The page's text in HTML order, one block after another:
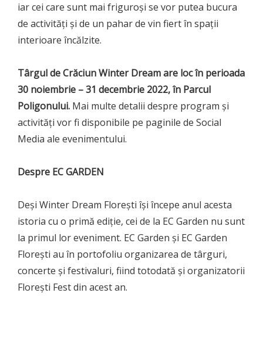
iar cei care sunt mai friguroși se vor putea bucura
de activități și de un pahar de vin fiert în spații
interioare încălzite.
Târgul de Crăciun Winter Dream are loc în perioada
30 noiembrie – 31 decembrie 2022, în Parcul
Poligonului. Mai multe detalii despre program și
activități vor fi disponibile pe paginile de Social
Media ale evenimentului.
Despre EC GARDEN
Deși Winter Dream Florești își începe anul acesta
istoria cu o primă ediție, cei de la EC Garden nu sunt
la primul lor eveniment. EC Garden și EC Garden
Florești au în portofoliu organizarea de târguri,
concerte și festivaluri, fiind totodată și organizatorii
Florești Fest din acest an.